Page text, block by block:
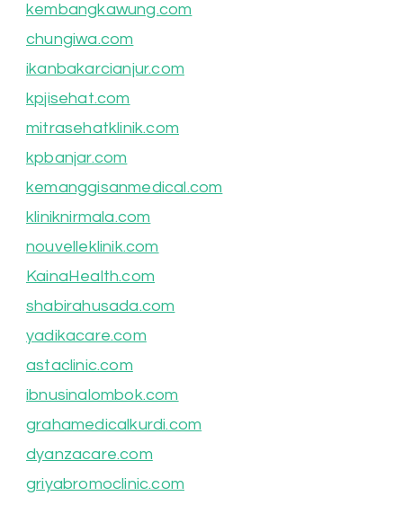
kembangkawung.com
chungiwa.com
ikanbakarcianjur.com
kpjisehat.com
mitrasehatklinik.com
kpbanjar.com
kemanggisanmedical.com
kliniknirmala.com
nouvelleklinik.com
KainaHealth.com
shabirahusada.com
yadikacare.com
astaclinic.com
ibnusinalombok.com
grahamedicalkurdi.com
dyanzacare.com
griyabromoclinic.com